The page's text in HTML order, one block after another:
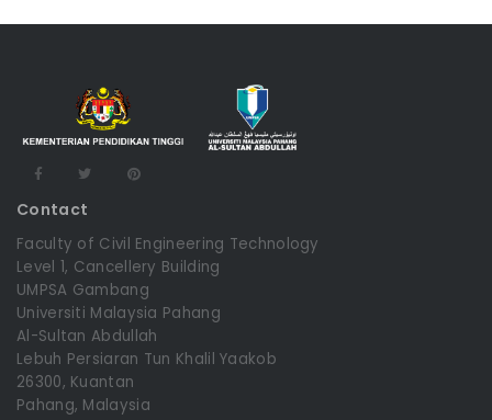
Contact
Faculty of Civil Engineering Technology
Level 1, Cancellery Building
UMPSA Gambang
Universiti Malaysia Pahang
Al-Sultan Abdullah
Lebuh Persiaran Tun Khalil Yaakob
26300, Kuantan
Pahang, Malaysia